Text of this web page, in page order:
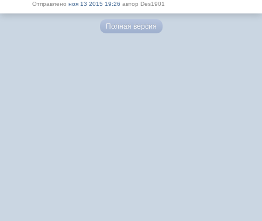
Отправлено ноя 13 2015 19:26 автор Des1901
Полная версия